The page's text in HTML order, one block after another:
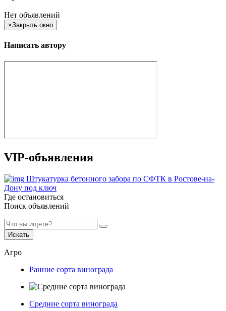
Нет объявлений
×Закрыть окно
Написать автору
VIP-объявления
Штукатурка бетонного забора по СФТК в Ростове-на-
Дону под ключ
Где остановиться
Поиск объявлений
Искать
Агро
Ранние сорта винограда
Средние сорта винограда